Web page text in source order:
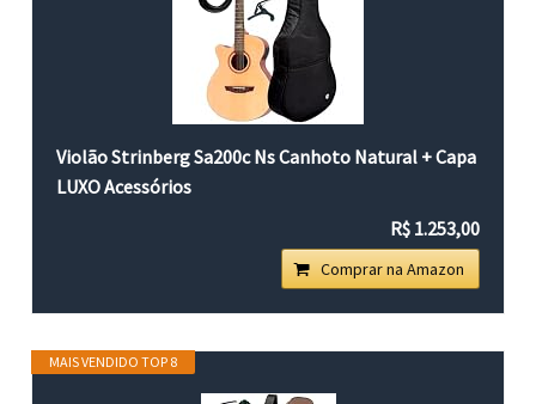
Violão Strinberg Sa200c Ns Canhoto Natural + Capa
LUXO Acessórios
R$ 1.253,00
Comprar na Amazon
MAIS VENDIDO TOP 8